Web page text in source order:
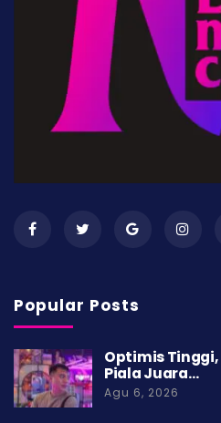
Popular Posts
Optimis Tinggi,
Piala Juara…
Agu 6, 2026